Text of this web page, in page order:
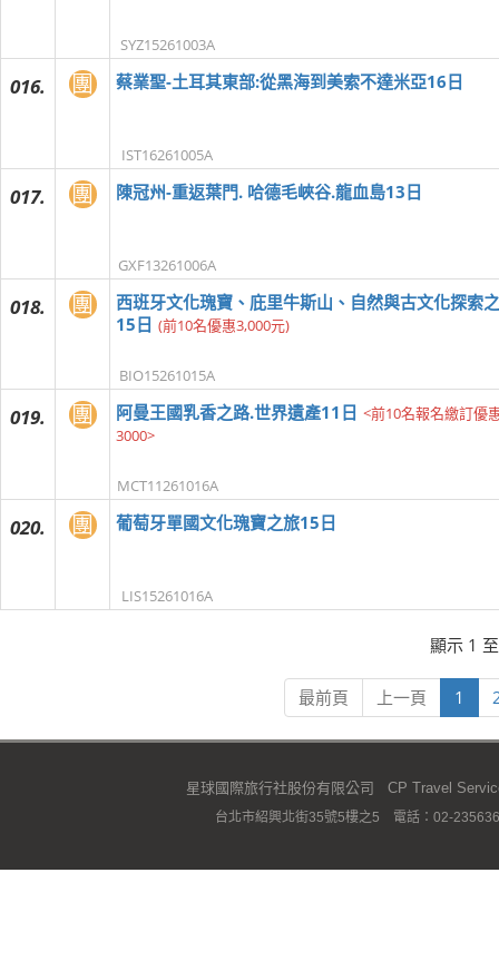
SYZ15261003A
016. 團 蔡業聖-土耳其東部:從黑海到美索不達米亞16日
IST16261005A
017. 團 陳冠州-重返葉門. 哈德毛峽谷.龍血島13日
GXF13261006A
018. 團
西班牙文化瑰寶、庇里牛斯山、自然與古文化探索
15日 (前10名優惠3,000元)
BIO15261015A
019. 團 阿曼王國乳香之路.世界遺產11日 <前10名報名繳訂優
3000>
MCT11261016A
020. 團 葡萄牙單國文化瑰寶之旅15日
LIS15261016A
顯示 1
最前頁 上一頁 1
星球國際旅行社股份有限公司 CP Travel
台北市紹興北街35號5樓之5 電話：02-